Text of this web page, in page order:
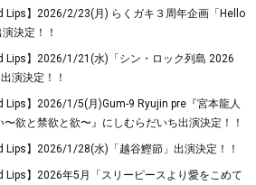
Lips】2026/2/23(月) らくガキ３周年企画「Hello
決定！！
Lips】2026/1/21(水)「シン・ロック列島 2026
演決定！！
Lips】2026/1/5(月)Gum-9 Ryujin pre『宮本龍人
〜欲と禁欲と欲〜』にしむらだいち出演決定！！
Lips】2026/1/28(水)「越谷鰹節」出演決定！！
Lips】2026年5月「スリーピースより愛をこめて